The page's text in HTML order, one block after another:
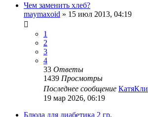
Чем заменить хлеб?
maymaxoid » 15 июл 2013, 04:19
1
2
3
4
33 Ответы
1439 Просмотры
Последнее сообщение КатяКли
19 мар 2026, 06:19
Блюда для диабетика 2 гр.